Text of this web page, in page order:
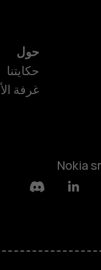
Nokia
حول
حكايتنا
غرفة
Linkedin
Discord